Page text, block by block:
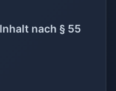
nach § 55